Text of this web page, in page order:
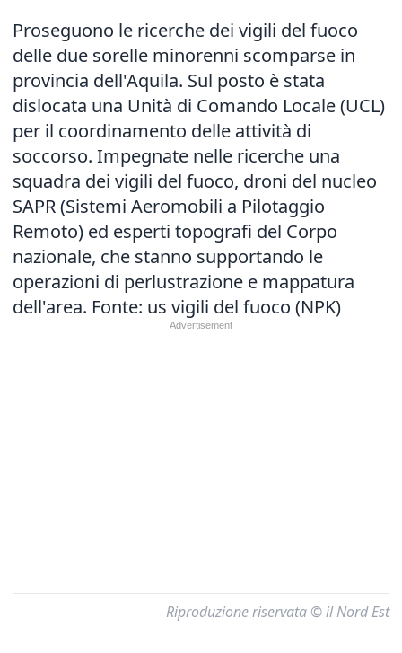
Proseguono le ricerche dei vigili del fuoco
delle due sorelle minorenni scomparse in
provincia dell'Aquila. Sul posto è stata
dislocata una Unità di Comando Locale (UCL)
per il coordinamento delle attività di
soccorso. Impegnate nelle ricerche una
squadra dei vigili del fuoco, droni del nucleo
SAPR (Sistemi Aeromobili a Pilotaggio
Remoto) ed esperti topografi del Corpo
nazionale, che stanno supportando le
operazioni di perlustrazione e mappatura
dell'area. Fonte: us vigili del fuoco (NPK)
Riproduzione riservata © il Nord Est